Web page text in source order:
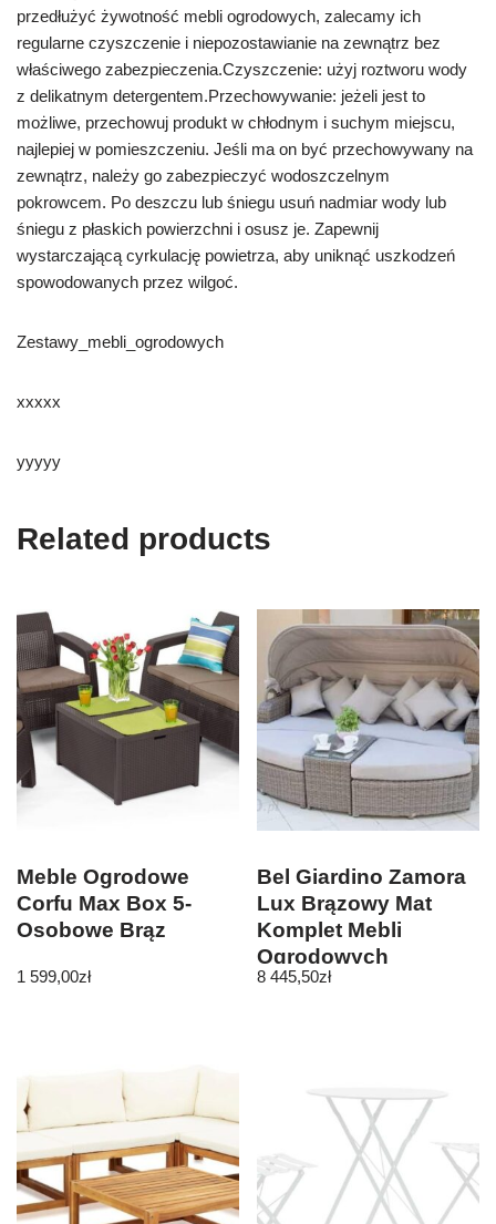
przedłużyć żywotność mebli ogrodowych, zalecamy ich
regularne czyszczenie i niepozostawianie na zewnątrz bez
właściwego zabezpieczenia.Czyszczenie: użyj roztworu wody
z delikatnym detergentem.Przechowywanie: jeżeli jest to
możliwe, przechowuj produkt w chłodnym i suchym miejscu,
najlepiej w pomieszczeniu. Jeśli ma on być przechowywany na
zewnątrz, należy go zabezpieczyć wodoszczelnym
pokrowcem. Po deszczu lub śniegu usuń nadmiar wody lub
śniegu z płaskich powierzchni i osusz je. Zapewnij
wystarczającą cyrkulację powietrza, aby uniknąć uszkodzeń
spowodowanych przez wilgoć.
Zestawy_mebli_ogrodowych
xxxxx
yyyyy
Related products
Meble Ogrodowe
Corfu Max Box 5-
Osobowe Brąz
1 599,00zł
Bel Giardino Zamora
Lux Brązowy Mat
Komplet Mebli
Ogrodowych
8 445,50zł